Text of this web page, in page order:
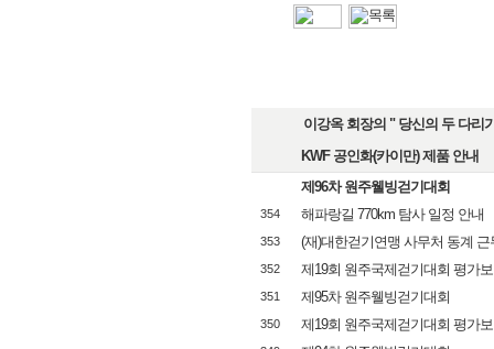
이강옥 회장의 " 당신의 두 다리
KWF 공인화(카이만) 제품 안내
제96차 원주웰빙걷기대회
354 해파랑길 770km 탐사 일정 안내
353 (재)대한걷기연맹 사무처 동계
352 제19회 원주국제걷기대회 평가
351 제95차 원주웰빙걷기대회
350 제19회 원주국제걷기대회 평가